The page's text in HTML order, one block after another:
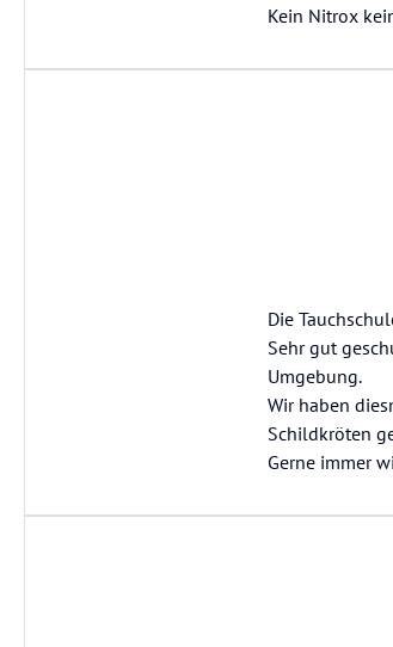
Kein Nitrox
Die
Sehr gut
Umgebung.
Wir haben
Schildkröten
Gerne immer